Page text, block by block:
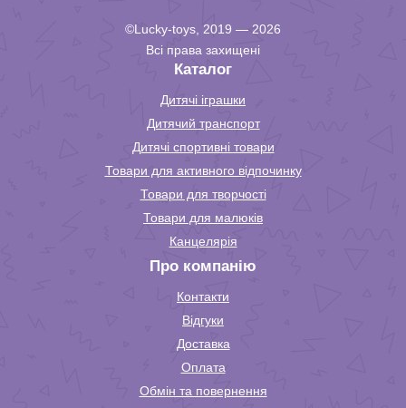
©Lucky-toys, 2019 — 2026
Всі права захищені
Каталог
Дитячі іграшки
Дитячий транспорт
Дитячі спортивні товари
Товари для активного відпочинку
Товари для творчості
Товари для малюків
Канцелярія
Про компанію
Контакти
Відгуки
Доставка
Оплата
Обмін та повернення